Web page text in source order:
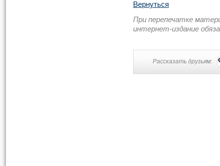
Вернуться
При перепечатке
интернет-издание
Рассказать друзьям: